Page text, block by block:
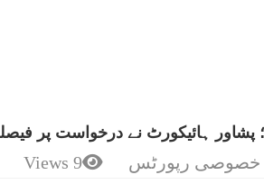
ہائیکورٹ نے درخواست پر
خصوصی رپورٹس 9 Views